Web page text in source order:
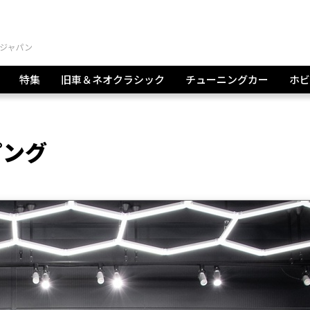
特集 旧車＆ネオクラシック チューニングカー ホ
グ